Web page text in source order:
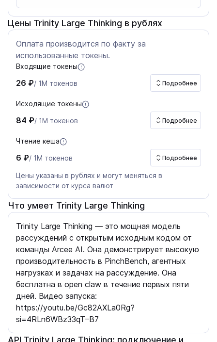
Цены Trinity Large Thinking в рублях
Оплата производится по факту за
использованные токены.
Входящие токены
26 ₽/ 1M токенов Подробнее
Исходящие токены
84 ₽/ 1M токенов Подробнее
Чтение кеша
6 ₽/ 1M токенов Подробнее
Цены указаны в рублях и могут меняться в
зависимости от курса валют
Что умеет Trinity Large Thinking
Trinity Large Thinking — это мощная модель
рассуждений с открытым исходным кодом от
команды Arcee AI. Она демонстрирует высокую
производительность в PinchBench, агентных
нагрузках и задачах на рассуждение. Она
бесплатна в open claw в течение первых пяти
дней. Видео запуска:
https://youtu.be/Gc82AXLa0Rg?
si=4RLn6WBz33qT–B7
API Trinity Large Thinking: подключение и